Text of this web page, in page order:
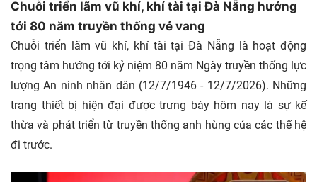
Chuỗi triển lãm vũ khí, khí tài tại Đà Nẵng hướng
tới 80 năm truyền thống vẻ vang
Chuỗi triển lãm vũ khí, khí tài tại Đà Nẵng là hoạt động
trọng tâm hướng tới kỷ niệm 80 năm Ngày truyền thống lực
lượng An ninh nhân dân (12/7/1946 - 12/7/2026). Những
trang thiết bị hiện đại được trưng bày hôm nay là sự kế
thừa và phát triển từ truyền thống anh hùng của các thế hệ
đi trước.